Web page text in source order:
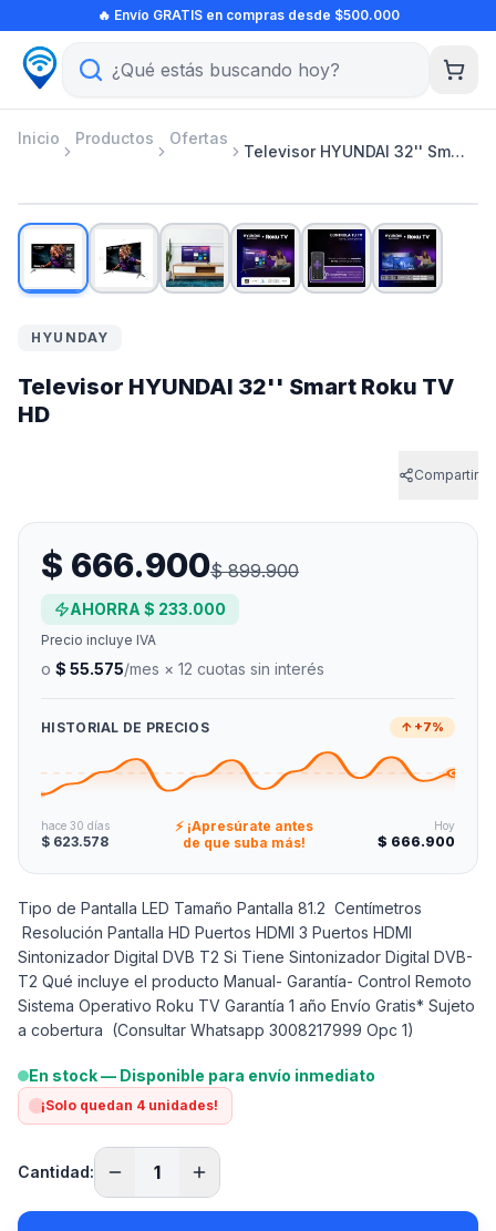
Ir al contenido principal🔥 Envío GRATIS en compras desde $500.000
Inicio Productos Ofertas
Televisor HYUNDAI 32'' Smart Roku TV HD
%
HYUNDAY
Televisor HYUNDAI 32'' Smart Roku TV
HD
Compartir
$ 666.900$ 899.900
AHORRA $ 233.000
Precio incluye IVA
o $ 55.575/mes × 12 cuotas sin interés
HISTORIAL DE PRECIOS ↑ +7%
hace 30 días
$ 623.578
⚡ ¡Apresúrate antes
de que suba más!
Hoy
$ 666.900
Tipo de Pantalla LED Tamaño Pantalla 81.2 Centímetros
Resolución Pantalla HD Puertos HDMI 3 Puertos HDMI
Sintonizador Digital DVB T2 Si Tiene Sintonizador Digital DVB-
T2 Qué incluye el producto Manual- Garantía- Control Remoto
Sistema Operativo Roku TV Garantía 1 año Envío Gratis* Sujeto
a cobertura (Consultar Whatsapp 3008217999 Opc 1)
En stock — Disponible para envío inmediato
¡Solo quedan 4 unidades!
Cantidad: 1